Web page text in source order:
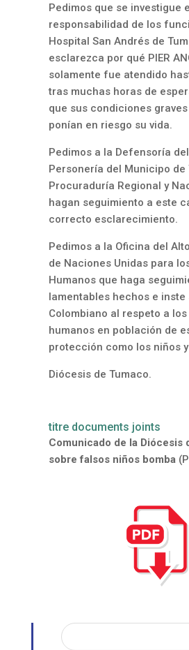
Pedimos que se investigue
responsabilidad de los
Hospital San Andrés de
esclarezca por qué PIER
solamente fue atendido
tras muchas horas de
que sus condiciones
ponían en riesgo su vida.
Pedimos a la Defensoría
Personería del Municipo de
Procuraduría Regional y
hagan seguimiento a este
correcto esclarecimiento.
Pedimos a la Oficina del
de Naciones Unidas para
Humanos que haga
lamentables hechos e inste
Colombiano al respeto a
humanos en población de
protección como los niños
Diócesis de Tumaco.
titre documents joints
Comunicado de la Diócesis
sobre falsos niños bomba